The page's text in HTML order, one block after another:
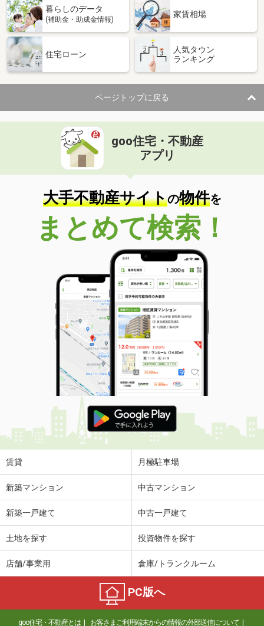
暮らしのデータ
(補助金・助成金情報)
家賃相場
住宅ローン
人気タウン
ランキング
ページトップに戻る
goo住宅・不動産
アプリ
大手不動産サイトの物件を
まとめて検索！
賃貸 月極駐車場
新築マンション 中古マンション
新築一戸建て 中古一戸建て
土地を探す 投資物件を探す
店舗/事業用 倉庫/トランクルーム
PC版へ
goo住宅・不動産とは お客さまご利用端末からの情報の外部送信について